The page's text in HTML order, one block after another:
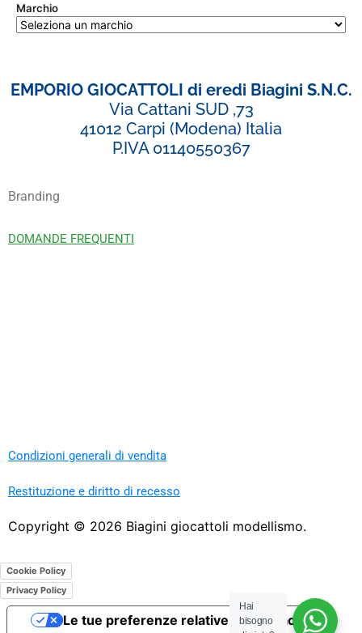
Marchio
EMPORIO GIOCATTOLI di eredi Biagini S.N.C.
Via Cattani SUD ,73
41012 Carpi (Modena) Italia
P.IVA 01140550367
Branding
DOMANDE FREQUENTI
Condizioni generali di vendita
Restituzione e diritto di recesso
Copyright © 2026 Biagini giocattoli modellismo.
Cookie Policy
Privacy Policy
Hai
bisogno
Le tue preferenze relative alla privacy